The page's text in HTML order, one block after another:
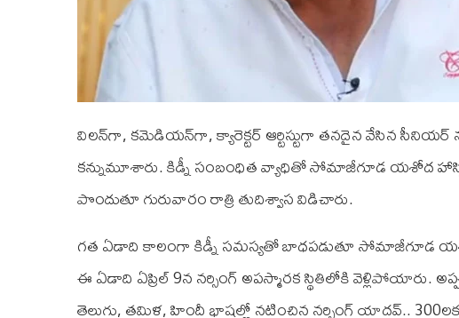
విలన్‌గా, కమెడియన్‌గా, క్యారెక్టర్ ఆర్టిస్టుగా తనదైన వేసిన సీనియర్
కన్నుమూశారు. కిడ్నీ సంబంధిత వ్యాధితో సోమాజీగూడ యశోద
పొందుతూ గురువారం రాత్రి తుదిశ్వాస విడిచారు.
గత ఏడాది కాలంగా కిడ్నీ సమస్యతో బాధపడుతూ సోమాజీగూడ
ఈ ఏడాది ఏప్రిల్ 9న నర్సింగ్ అపస్మారక స్థితిలోకి వెళ్లిపోయారు.
తెలుగు, తమిళ, హిందీ భాషల్లో నటించిన నర్సింగ్‌ యాదవ్..